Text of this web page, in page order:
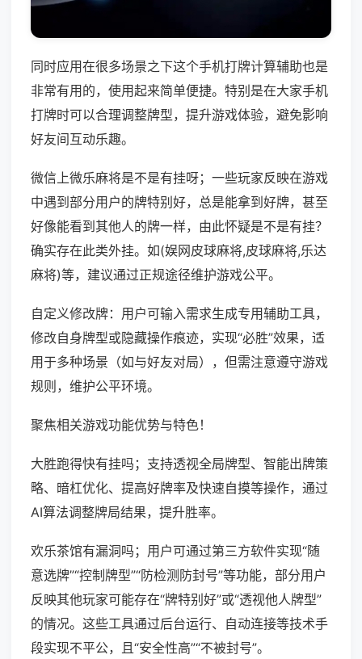
同时应用在很多场景之下这个手机打牌计算辅助也是
非常有用的，使用起来简单便捷。特别是在大家手机
打牌时可以合理调整牌型，提升游戏体验，避免影响
好友间互动乐趣。
微信上微乐麻将是不是有挂呀；一些玩家反映在游戏
中遇到部分用户的牌特别好，总是能拿到好牌，甚至
好像能看到其他人的牌一样，由此怀疑是不是有挂？
确实存在此类外挂。如(娱网皮球麻将,皮球麻将,乐达
麻将)等，建议通过正规途径维护游戏公平。
自定义修改牌：用户可输入需求生成专用辅助工具，
修改自身牌型或隐藏操作痕迹，实现“必胜”效果，适
用于多种场景（如与好友对局），但需注意遵守游戏
规则，维护公平环境。
聚焦相关游戏功能优势与特色！
大胜跑得快有挂吗；支持透视全局牌型、智能出牌策
略、暗杠优化、提高好牌率及快速自摸等操作，通过
AI算法调整牌局结果，提升胜率。
欢乐茶馆有漏洞吗；用户可通过第三方软件实现“随
意选牌”“控制牌型”“防检测防封号”等功能，部分用户
反映其他玩家可能存在“牌特别好”或“透视他人牌型”
的情况。这些工具通过后台运行、自动连接等技术手
段实现不平公，且“安全性高”“不被封号”。